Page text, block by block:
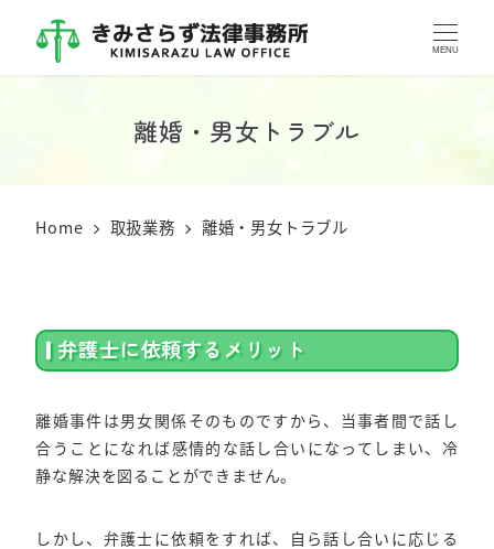
MENU
離婚・男女トラブル
Home 取扱業務 離婚・男女トラブル
弁護士に依頼するメリット
離婚事件は男女関係そのものですから、当事者間で話し
合うことになれば感情的な話し合いになってしまい、冷
静な解決を図ることができません。
しかし、弁護士に依頼をすれば、自ら話し合いに応じる